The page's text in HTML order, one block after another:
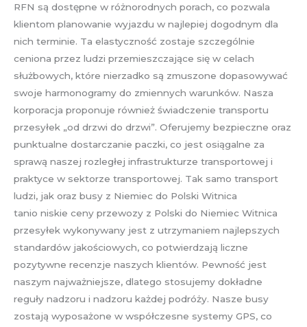
RFN są dostępne w różnorodnych porach, co pozwala
klientom planowanie wyjazdu w najlepiej dogodnym dla
nich terminie. Ta elastyczność zostaje szczególnie
ceniona przez ludzi przemieszczające się w celach
służbowych, które nierzadko są zmuszone dopasowywać
swoje harmonogramy do zmiennych warunków. Nasza
korporacja proponuje również świadczenie transportu
przesyłek „od drzwi do drzwi”. Oferujemy bezpieczne oraz
punktualne dostarczanie paczki, co jest osiągalne za
sprawą naszej rozległej infrastrukturze transportowej i
praktyce w sektorze transportowej. Tak samo transport
ludzi, jak oraz busy z Niemiec do Polski Witnica
tanio niskie ceny przewozy z Polski do Niemiec Witnica
przesyłek wykonywany jest z utrzymaniem najlepszych
standardów jakościowych, co potwierdzają liczne
pozytywne recenzje naszych klientów. Pewność jest
naszym najważniejsze, dlatego stosujemy dokładne
reguły nadzoru i nadzoru każdej podróży. Nasze busy
zostają wyposażone w współczesne systemy GPS, co